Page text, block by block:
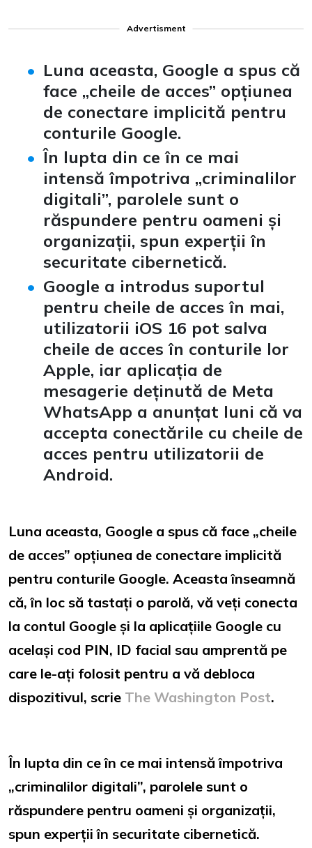
Advertisment
Luna aceasta, Google a spus că
face „cheile de acces” opțiunea
de conectare implicită pentru
conturile Google.
În lupta din ce în ce mai
intensă împotriva „criminalilor
digitali”, parolele sunt o
răspundere pentru oameni și
organizații, spun experții în
securitate cibernetică.
Google a introdus suportul
pentru cheile de acces în mai,
utilizatorii iOS 16 pot salva
cheile de acces în conturile lor
Apple, iar aplicația de
mesagerie deținută de Meta
WhatsApp a anunțat luni că va
accepta conectările cu cheile de
acces pentru utilizatorii de
Android.
Luna aceasta, Google a spus că face „cheile
de acces” opțiunea de conectare implicită
pentru conturile Google. Aceasta înseamnă
că, în loc să tastați o parolă, vă veți conecta
la contul Google și la aplicațiile Google cu
același cod PIN, ID facial sau amprentă pe
care le-ați folosit pentru a vă debloca
dispozitivul, scrie The Washington Post.
În lupta din ce în ce mai intensă împotriva
„criminalilor digitali”, parolele sunt o
răspundere pentru oameni și organizații,
spun experții în securitate cibernetică.